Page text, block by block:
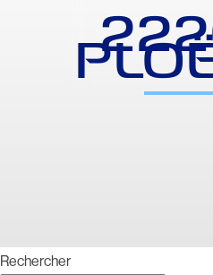
Rechercher